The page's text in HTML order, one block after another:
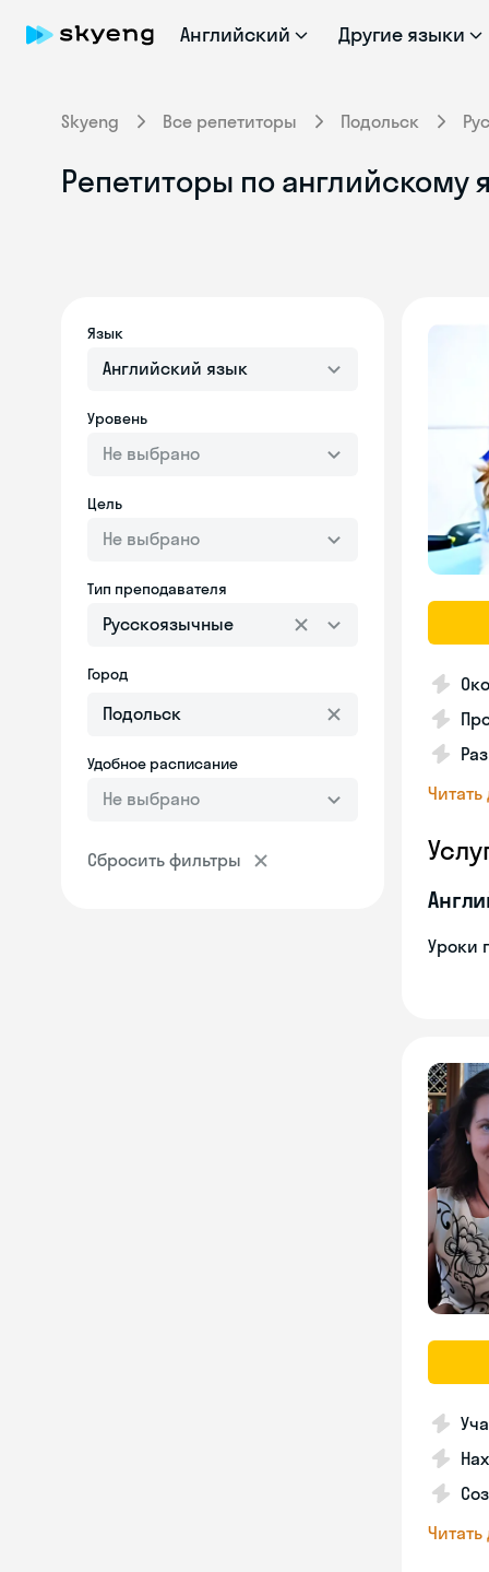
Английский Другие языки
Skyeng Все репетиторы Подольск
Репетиторы по английскому
Язык
Английский язык
Уровень
Не выбрано
Цель
Не выбрано
Тип преподавателя
Русскоязычные
Город
Удобное расписание
Не выбрано
Сбросить фильтры
Уроки